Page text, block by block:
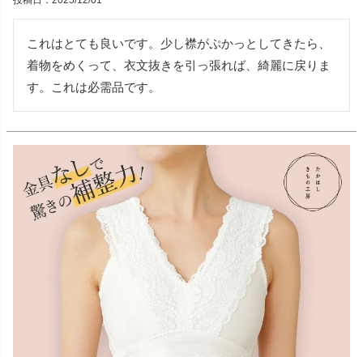
これはとても良いです。少し襟がぷかっとしてきたら、
着物をめくって、衣文抜きを引っ張れば、綺麗に戻りま
す。これは必需品です。